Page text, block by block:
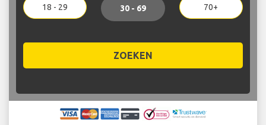
18 - 29 30 - 69 70+
ZOEKEN